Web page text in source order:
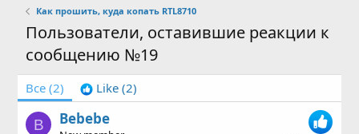
Как прошить, куда копать RTL8710
Пользователи, оставившие реакции к
сообщению №19
Все (2) Like (2)
B Bebebe